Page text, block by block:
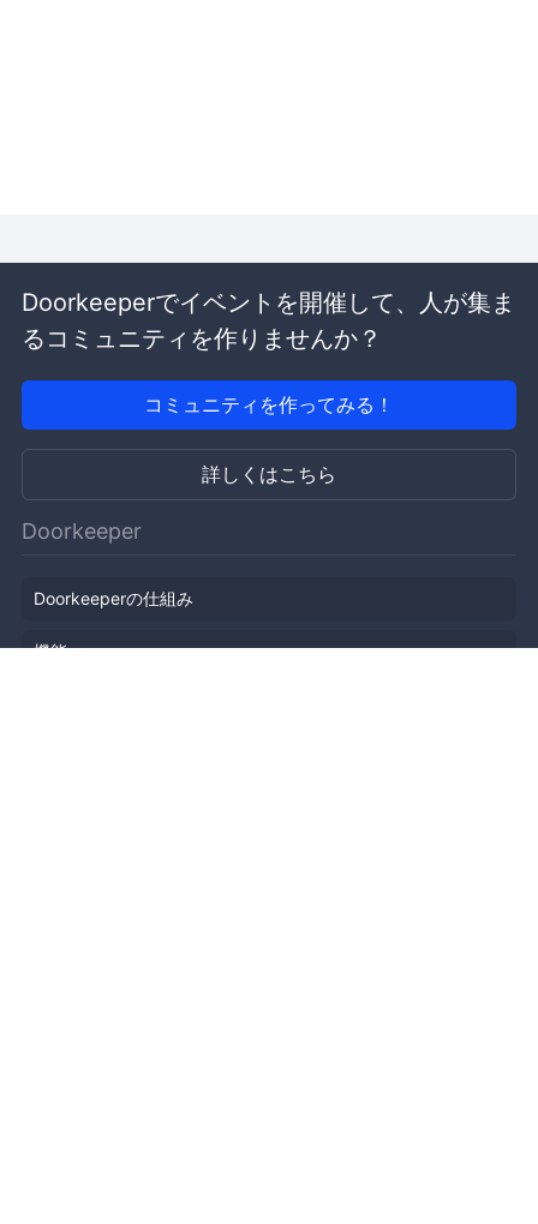
Doorkeeperでイベントを開催して、人が集ま
るコミュニティを作りませんか？
コミュニティを作ってみる！
詳しくはこちら
Doorkeeper
Doorkeeperの仕組み
機能